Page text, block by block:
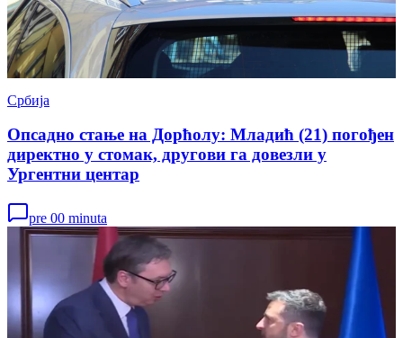
Србија
Опсадно стање на Дорћолу: Младић (21) погођен
директно у стомак, другови га довезли у
Ургентни центар
pre 00 minuta